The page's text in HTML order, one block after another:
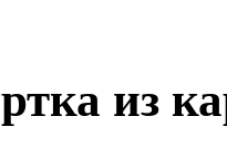
из